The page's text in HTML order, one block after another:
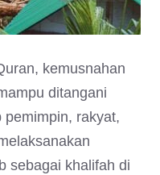
kemusnahan
ditangani
rakyat,
sebagai khalifah di